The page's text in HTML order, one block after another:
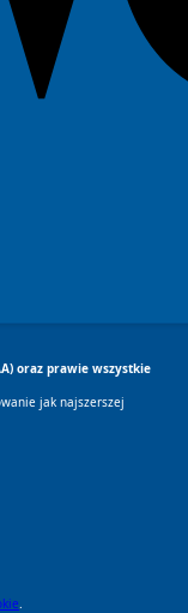
oraz prawie wszystkie
jak najszerszej